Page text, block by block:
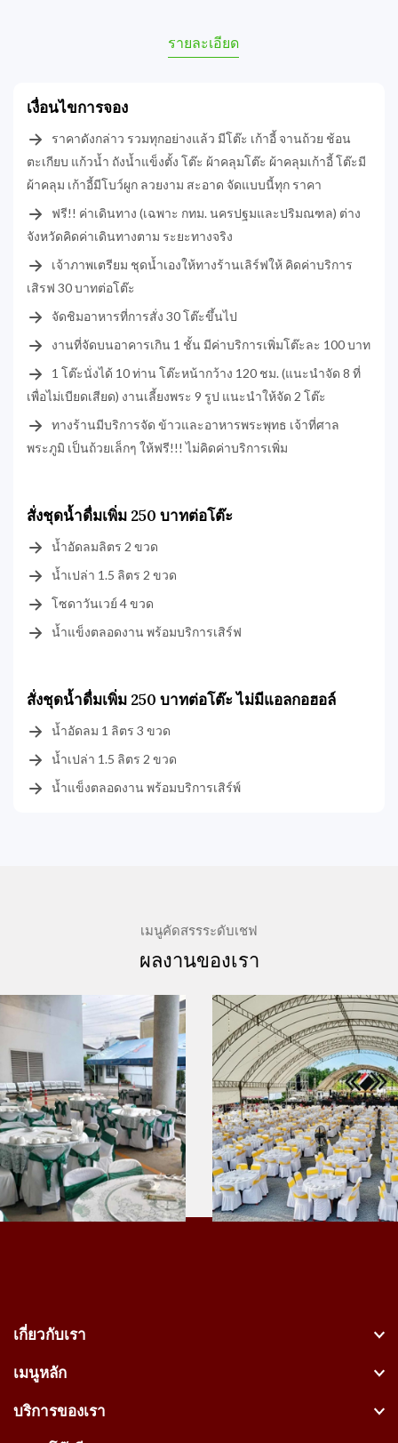
รายละเอียด
เงื่อนไขการจอง
ราคาดังกล่าว รวมทุกอย่างแล้ว มีโต๊ะ เก้าอี้ จานถ้วย ช้อน
ตะเกียบ แก้วน้ำ ถังน้ำแข็งตั้ง โต๊ะ ผ้าคลุมโต๊ะ ผ้าคลุมเก้าอี้ โต๊ะมี
ผ้าคลุม เก้าอี้มีโบว์ผูก ลวยงาม สะอาด จัดแบบนี้ทุก ราคา
ฟรี!! ค่าเดินทาง (เฉพาะ กทม. นครปฐมและปริมณฑล) ต่าง
จังหวัดคิดค่าเดินทางตาม ระยะทางจริง
เจ้าภาพเตรียม ชุดน้ำเองให้ทางร้านเลิร์ฟให้ คิดค่าบริการ
เสิรฟ 30 บาทต่อโต๊ะ
จัดชิมอาหารที่การสั่ง 30 โต๊ะขึ้นไป
งานที่จัดบนอาคารเกิน 1 ชั้น มีค่าบริการเพิ่มโต๊ะละ 100 บาท
1 โต๊ะนั่งได้ 10 ท่าน โต๊ะหน้ากว้าง 120 ชม. (แนะนำจัด 8 ที่
เพื่อไม่เบียดเสียด) งานเลี้ยงพระ 9 รูป แนะนำให้จัด 2 โต๊ะ
ทางร้านมีบริการจัด ข้าวและอาหารพระพุทธ เจ้าที่ศาล
พระภูมิ เป็นถ้วยเล็กๆ ให้ฟรี!!! ไม่คิดค่าบริการเพิ่ม
สั่งชุดน้ำดื่มเพิ่ม 250 บาทต่อโต๊ะ
น้ำอัดลมลิตร 2 ขวด
น้ำเปล่า 1.5 ลิตร 2 ขวด
โซดาวันเวย์ 4 ขวด
น้ำแข็งตลอดงาน พร้อมบริการเสิร์ฟ
สั่งชุดน้ำดื่มเพิ่ม 250 บาทต่อโต๊ะ ไม่มีแอลกอฮอล์
น้ำอัดลม 1 ลิตร 3 ขวด
น้ำเปล่า 1.5 ลิตร 2 ขวด
น้ำแข็งตลอดงาน พร้อมบริการเสิร์พ์
เมนูคัดสรรระดับเชฟ
ผลงานของเรา
เกี่ยวกับเรา
เมนูหลัก
บริการของเรา